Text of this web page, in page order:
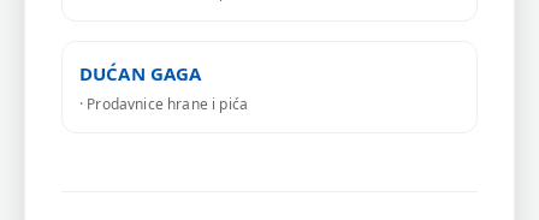
DUĆAN GAGA
· Prodavnice hrane i pića